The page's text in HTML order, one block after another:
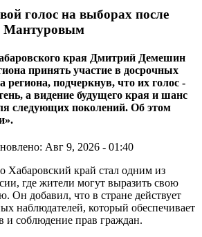
голос на выборах после
Мантуровым
края Дмитрий Демешин
принять участие в досрочных
региона, подчеркнув, что их голос -
а видение будущего края и шанс
следующих поколений. Об этом
Авг 9, 2026 - 01:40
Хабаровский край стал одним из
где жители могут выразить свою
Он добавил, что в стране действует
наблюдателей, который обеспечивает
и соблюдение прав граждан.